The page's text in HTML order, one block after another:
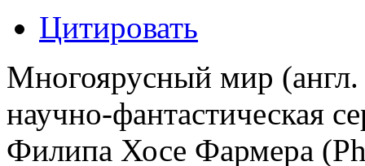
Цитировать
Многоярусный мир
научно-фантастическая
Филипа Хосе Фармера